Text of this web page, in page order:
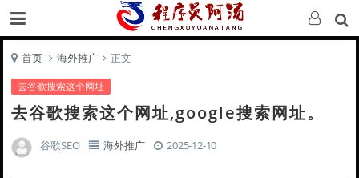
首页 海外推广 正文
去谷歌搜索这个网址
去谷歌搜索这个网址,google搜索网址。
谷歌SEO 海外推广 2025-12-10